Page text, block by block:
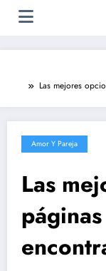
Las mejores
Amor Y Pareja
Las